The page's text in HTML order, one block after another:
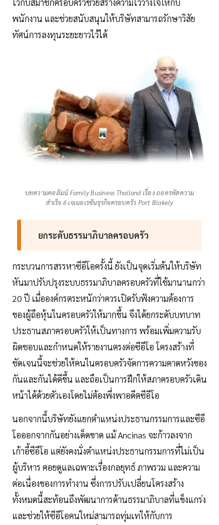
พนักงาน และช่วยสนับสนุนให้บริษัทสามารถรักษาวิสัย
ทัศน์การลงทุนระยะยาวไว้ได้
บทความคอลัมน์ Family Business Thailand เรื่อง ถอดรหัสความ
สำเร็จ 6 เจเนอเรชันธุรกิจครอบครัว Port Blakely
ยกระดับธรรมาภิบาลครอบครัว
กระบวนการสรรหาซีอีโอครั้งนี้ ยังเป็นจุดเริ่มต้นให้บริษัท
หันมาปรับปรุงระบบธรรมาภิบาลครอบครัวที่ใช้มานานกว่า
20 ปี เมื่อองค์กรตระหนักว่าควรเปิดรับฟังความต้องการ
ของผู้ถือหุ้นในครอบครัวให้มากขึ้น จึงได้ยกระดับบทบาท
ประธานสภาครอบครัวให้เป็นทางการ พร้อมเพิ่มความรับ
ผิดชอบและกำหนดให้รายงานตรงต่อซีอีโอ โครงสร้างที่
ชัดเจนนี้จะช่วยให้คนในครอบครัวจัดการความคาดหวังของ
กันและกันได้ดีขึ้น และถือเป็นการฝึกให้สภาครอบครัวเดิน
หน้าได้ด้วยตัวเองโดยไม่ต้องพึ่งพาอดีตซีอีโอ
นอกจากนี้บริษัทยังแยกตำแหน่งประธานกรรมการและซีอี
โอออกจากกันอย่างเด็ดขาด แม้ Ancinas จะก้าวลงจาก
เก้าอี้ซีอีโอ แต่ยังคงนั่งตำแหน่งประธานกรรมการที่ไม่เป็น
ผู้บริหาร คอยดูแลเฉพาะเรื่องกลยุทธ์ ภาพรวม และความ
ต่อเนื่องของการทำงาน ซึ่งการปรับเปลี่ยนโครงสร้าง
ทั้งหมดนี้สะท้อนถึงพัฒนาการด้านธรรมาภิบาลที่แข็งแกร่ง
และช่วยให้ซีอีโอคนใหม่สามารถทุ่มเทให้กับการ